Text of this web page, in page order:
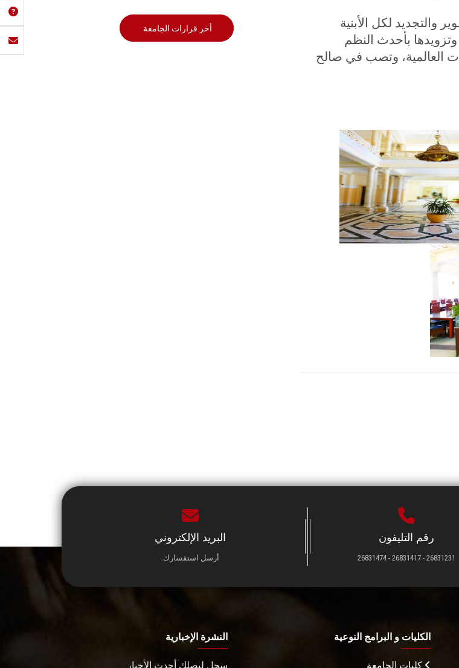
والتجديد لكل الأبنية
بأحدث النظم
العالمية، وتصب في صالح
أخر قرارات الجامعة
رقم التليفون
26831231 - 26831417 - 26831474
البريد الإلكتروني
أرسل استفسارك.
الكليات و البرامج النوعية
كليات الجامعة
النشرة الإخبارية
سجل ليصلك أحدث الأخبار